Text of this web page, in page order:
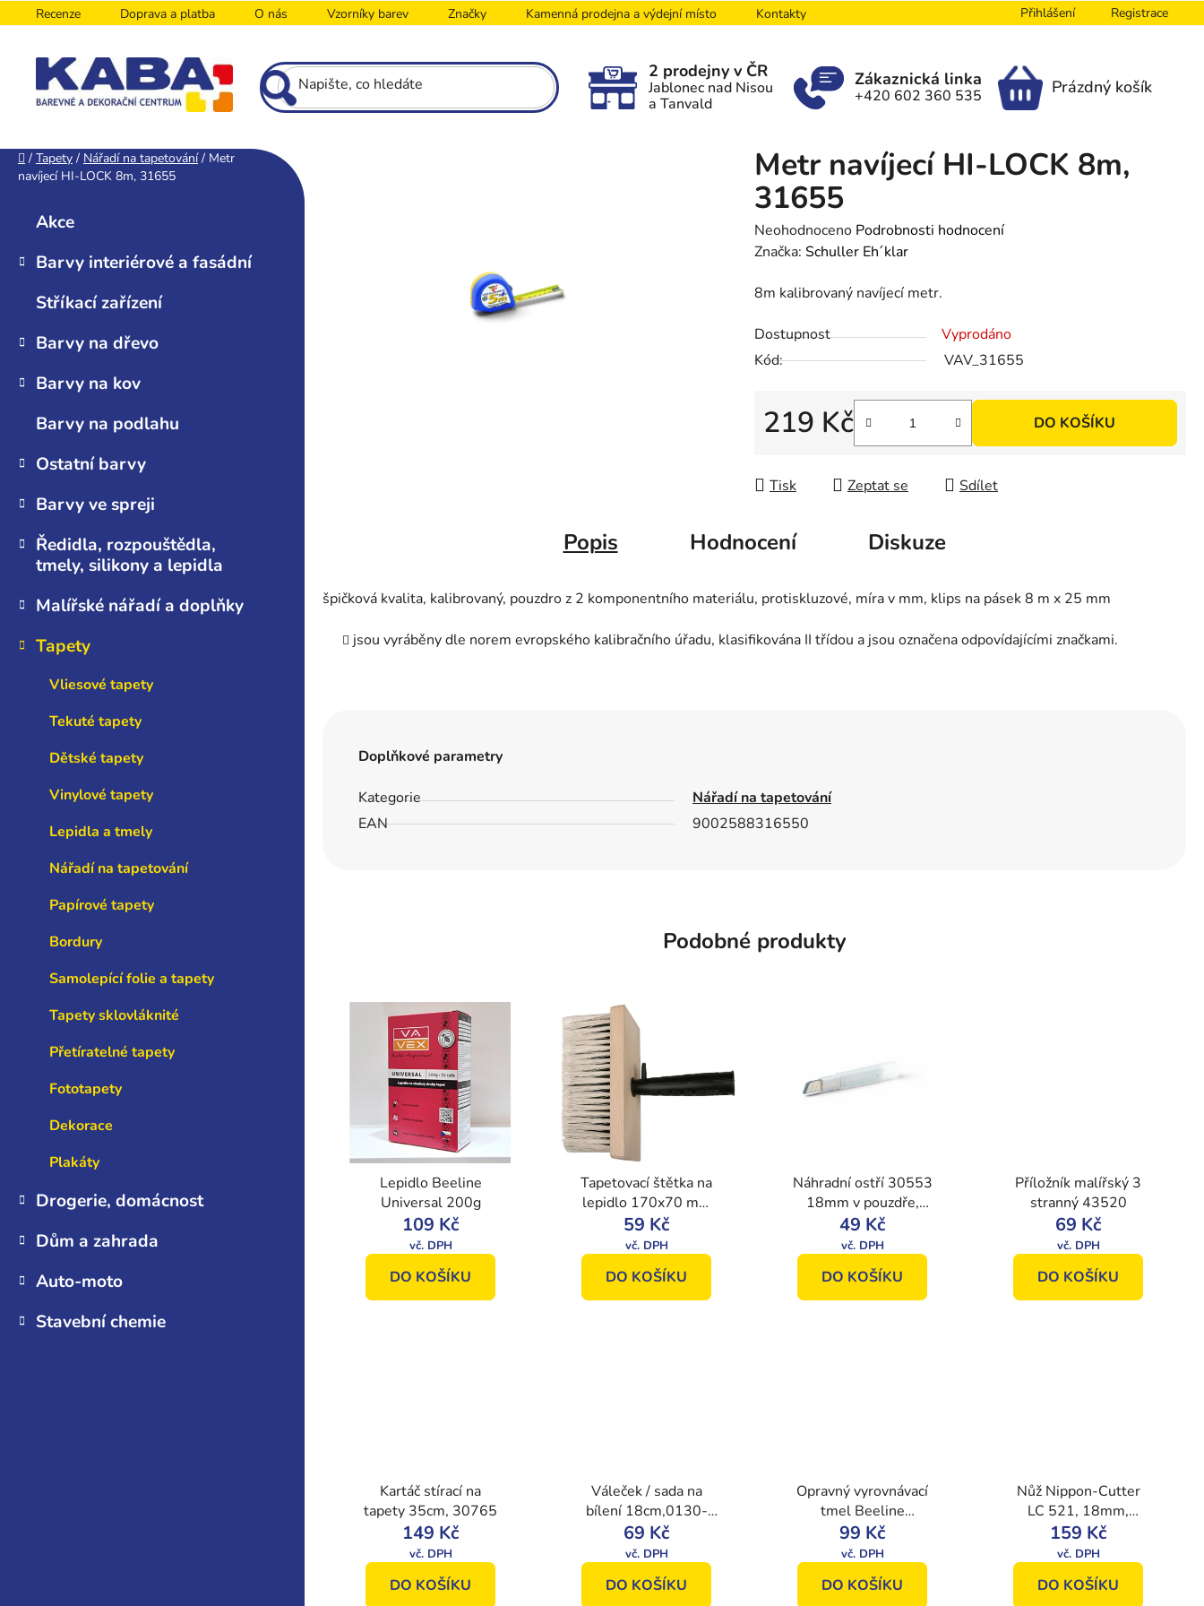
na
Recenze Doprava a platba O nás Vzorníky barev Značky Kamenná prodejna a výdejní místo Kontakty Přihlášení Registrace
NÁKUPNÍ
KOŠÍK
Prázdný košík
Zákaznická linka
+420 602 360 535
2 prodejny v ČR
Jablonec nad Nisou
a Tanvald
Domů
/ Tapety / Nářadí na tapetování / Metr
navíjecí HI-LOCK 8m, 31655
kategorieAkce
Barvy interiérové a fasádní
Stříkací zařízení
Barvy na dřevo
Barvy na kov
Barvy na podlahu
Ostatní barvy
Barvy ve spreji
Ředidla, rozpouštědla,
tmely, silikony a lepidla
Malířské nářadí a doplňky
Tapety
Vliesové tapety
Tekuté tapety
Dětské tapety
Vinylové tapety
Lepidla a tmely
Nářadí na tapetování
Papírové tapety
Bordury
Samolepící folie a tapety
Tapety sklovláknité
Přetíratelné tapety
Fototapety
Dekorace
Plakáty
Drogerie, domácnost
Dům a zahrada
Auto-moto
Stavební chemie
Metr navíjecí HI-LOCK 8m,
31655
Průměrné
hodnocení
je
z
5
Neohodnoceno Podrobnosti hodnocení
Značka: Schuller Eh´klar
8m kalibrovaný navíjecí metr.
Dostupnost
Vyprodáno
Kód:
VAV_31655
219 Kč DO KOŠÍKU
Tisk Zeptat se Sdílet
Popis Hodnocení Diskuze
špičková kvalita, kalibrovaný, pouzdro z 2 komponentního materiálu, protiskluzové, míra v mm, klips na pásek 8 m x 25 mm
jsou vyráběny dle norem evropského kalibračního úřadu, klasifikována II třídou a jsou označena odpovídajícími značkami.
Doplňkové parametry
Kategorie
Nářadí na tapetování
EAN
9002588316550
Podobné produkty
Lepidlo Beeline
Universal 200g
109 Kč
DO KOŠÍKU
Tapetovací štětka na
lepidlo 170x70 mm
Hardy, Angatra
59 Kč
DO KOŠÍKU
Náhradní ostří 30553
18mm v pouzdře,
SK5, 18 mm SB
/10ks bal
49 Kč
DO KOŠÍKU
Příložník malířský 3
stranný 43520
69 Kč
DO KOŠÍKU
Kartáč stírací na
tapety 35cm, 30765
149 Kč
DO KOŠÍKU
Váleček / sada na
bílení 18cm,0130-
544018, Kaem
69 Kč
DO KOŠÍKU
Opravný vyrovnávací
tmel Beeline
Professional 1kg
99 Kč
DO KOŠÍKU
Nůž Nippon-Cutter
LC 521, 18mm,
30540
159 Kč
DO KOŠÍKU